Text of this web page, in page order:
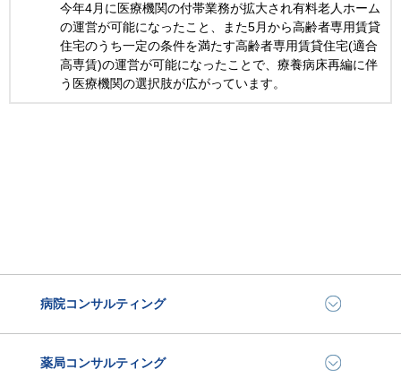
今年4月に医療機関の付帯業務が拡大され有料老人ホーム
の運営が可能になったこと、また5月から高齢者専用賃貸
住宅のうち一定の条件を満たす高齢者専用賃貸住宅(適合
高専賃)の運営が可能になったことで、療養病床再編に伴
う医療機関の選択肢が広がっています。
病院コンサルティング
薬局コンサルティング